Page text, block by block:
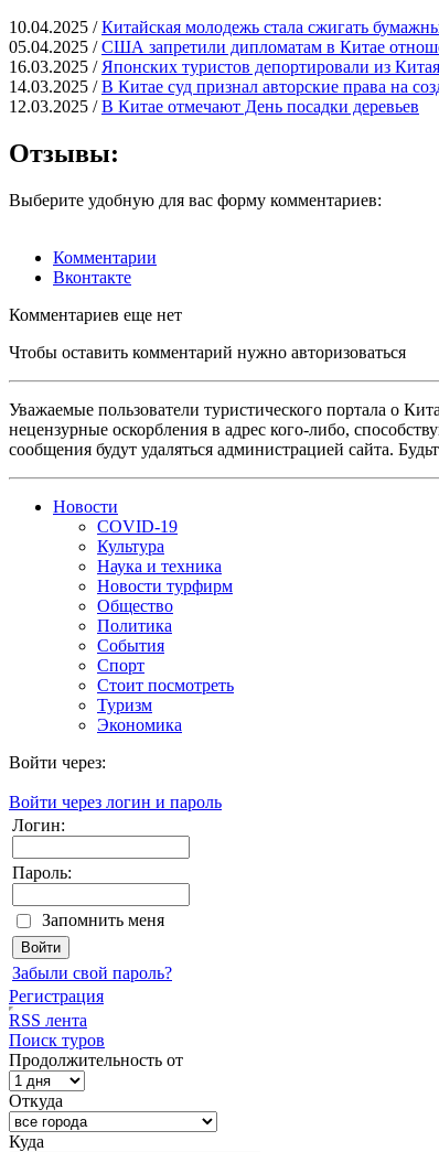
10.04.2025 /Китайская молодежь стала сжигать
05.04.2025 /США запретили дипломатам в Китае
16.03.2025 / Японских туристов депортировали из
14.03.2025 /В Китае суд признал авторские права на
12.03.2025 /В Китае отмечают День посадки деревьев
Отзывы:
Выберите удобную для вас форму комментариев:
Комментарии
Вконтакте
Комментариев еще нет
Чтобы оставить комментарий нужно авторизоваться
Уважаемые пользователи туристического портала о
нецензурные оскорбления в адрес кого-либо,
сообщения будут удаляться администрацией сайта.
Новости
COVID-19
Культура
Наука и техника
Новости турфирм
Общество
Политика
События
Спорт
Стоит посмотреть
Туризм
Экономика
Войти через:
Войти через логин и пароль
Логин:
Пароль:
Запомнить меня
Забыли свой пароль?
Регистрация
RSS лента
Поиск туров
Продолжительность от
Откуда
Куда